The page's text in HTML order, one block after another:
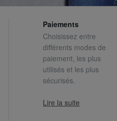
Paiements
Choisissez entre
différents modes de
paiement, les plus
utilisés et les plus
sécurisés.
Lire la suite